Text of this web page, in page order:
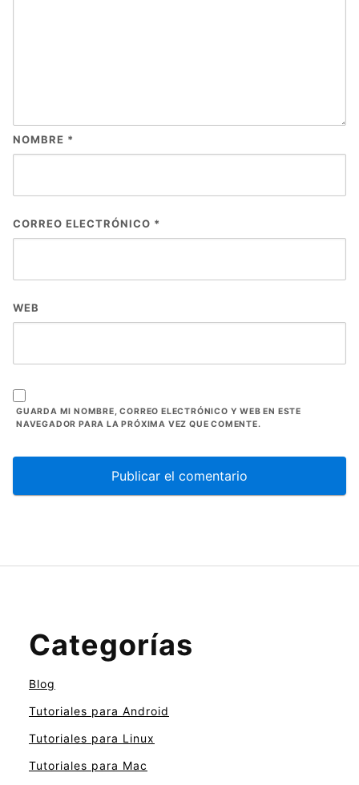
NOMBRE *
CORREO ELECTRÓNICO *
WEB
GUARDA MI NOMBRE, CORREO ELECTRÓNICO Y WEB EN ESTE
NAVEGADOR PARA LA PRÓXIMA VEZ QUE COMENTE.
Categorías
Blog
Tutoriales para Android
Tutoriales para Linux
Tutoriales para Mac